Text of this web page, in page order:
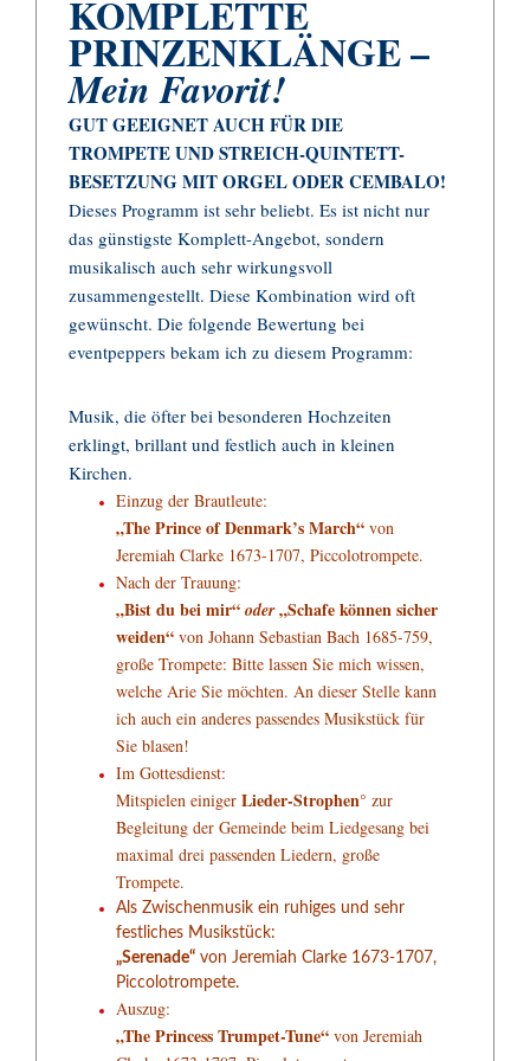
KOMPLETTE
PRINZENKLÄNGE –
Mein Favorit!
GUT GEEIGNET AUCH FÜR DIE
TROMPETE UND STREICH-QUINTETT-
BESETZUNG MIT ORGEL ODER CEMBALO!
Dieses Programm ist sehr beliebt. Es ist nicht nur
das günstigste Komplett-Angebot, sondern
musikalisch auch sehr wirkungsvoll
zusammengestellt. Diese Kombination wird oft
gewünscht. Die folgende Bewertung bei
eventpeppers bekam ich zu diesem Programm:
Musik, die öfter bei besonderen Hochzeiten
erklingt, brillant und festlich auch in kleinen
Kirchen.
Einzug der Brautleute:
„The Prince of Denmark’s March“ von
Jeremiah Clarke 1673-1707, Piccolotrompete.
Nach der Trauung:
„Bist du bei mir“ oder„Schafe können sicher
weiden“ von Johann Sebastian Bach 1685-759,
große Trompete: Bitte lassen Sie mich wissen,
welche Arie Sie möchten. An dieser Stelle kann
ich auch ein anderes passendes Musikstück für
Sie blasen!
Im Gottesdienst:
Mitspielen einiger Lieder-Strophen° zur
Begleitung der Gemeinde beim Liedgesang bei
maximal drei passenden Liedern, große
Trompete.
Als Zwischenmusik ein ruhiges und sehr
festliches Musikstück:
„Serenade“ von Jeremiah Clarke 1673-1707,
Piccolotrompete.
Auszug:
„The Princess Trumpet-Tune“ von Jeremiah